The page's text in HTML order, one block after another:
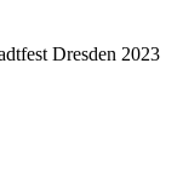
Dresden 2023